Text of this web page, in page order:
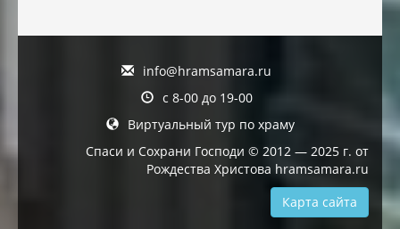
info@hramsamara.ru
с 8-00 до 19-00
Виртуальный тур по храму
Спаси и Сохрани Господи © 2012 — 2025 г. от
Рождества Христова hramsamara.ru
Карта сайта